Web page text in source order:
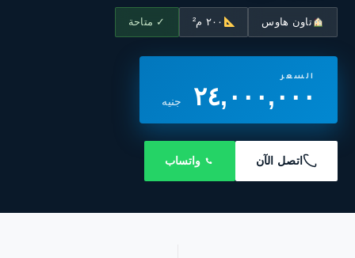
تاون هاوس ٢٠٠ م² ✓ متاحة
السعر
٢٤,٠٠٠,٠٠٠ جنيه
اتصل الآن واتساب